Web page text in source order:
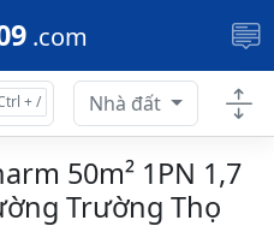
.com
Nhà đất
50m² 1PN 1,7
Trường Thọ